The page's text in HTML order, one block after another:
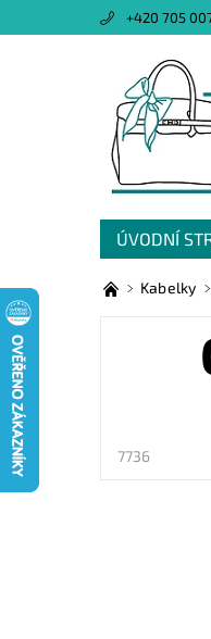
+420 705
ÚVODNÍ
OBCHODNÍ
Kabelky
7736